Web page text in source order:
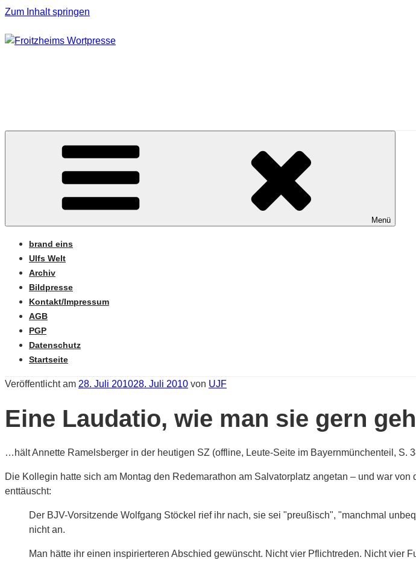
Zum Inhalt springen
Menü
brand eins
Ulfs Welt
Archiv
Bildpresse
Kontakt/Impressum
AGB
PGP
Datenschutz
Startseite
Veröffentlicht am 28. Juli 201028. Juli 2010 von UJF
Eine Laudatio, wie man sie gern
…hält Annette Ramelsberger in der heutigen SZ (offline, Leute-Seite im Bayernmünchenteil, S.
Die Kollegin hatte sich am Montag den Redemarathon am Salvatorplatz angetan – und war
enttäuscht:
Der BJV-Vorsitzende Wolfgang Stöckel rief ihr nach, sie sei "preußisch", "manchmal
nicht an.
Man hätte ihr einen inspirierteren Abschied gewünscht. Nicht vier Pflichtreden. Nicht vier